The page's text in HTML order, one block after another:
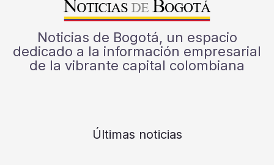
Noticias de Bogotá, un espacio
dedicado a la información empresarial
de la vibrante capital colombiana
Últimas noticias